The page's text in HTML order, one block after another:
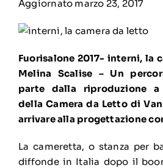
Aggiornato marzo 23, 2017
Fuorisalone 2017- interni, la
Melina Scalise – Un
parte dalla riproduzione a
della Camera da Letto di
arrivare alla progettazione
La cameretta, o stanza per
diffonde in Italia dopo il